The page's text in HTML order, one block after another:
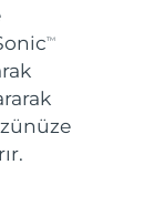
TM
tarihi8/13/26
tarihi
tarihi
tarihi